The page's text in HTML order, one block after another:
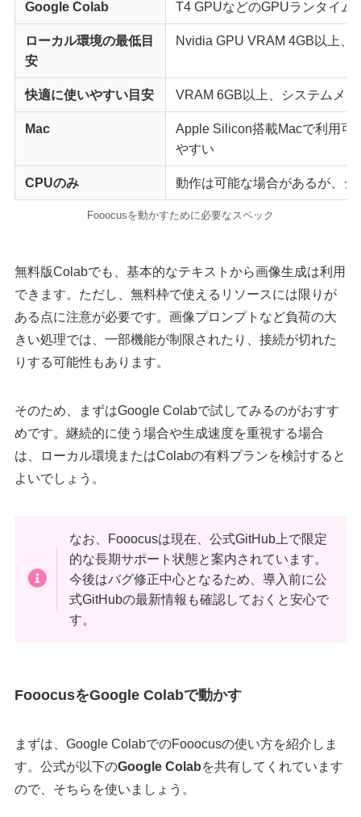
Google Colab T4 GPUなどのGPUランタイム
ローカル環境の最低目
安
Nvidia GPU VRAM 4GB以上、
快適に使いやすい目安 VRAM 6GB以上、システムメ
Mac
Apple Silicon搭載Macで利用可
やすい
CPUのみ 動作は可能な場合があるが、
Fooocusを動かすために必要なスペック
無料版Colabでも、基本的なテキストから画像生成は利用
できます。ただし、無料枠で使えるリソースには限りが
ある点に注意が必要です。画像プロンプトなど負荷の大
きい処理では、一部機能が制限されたり、接続が切れた
りする可能性もあります。
そのため、まずはGoogle Colabで試してみるのがおすす
めです。継続的に使う場合や生成速度を重視する場合
は、ローカル環境またはColabの有料プランを検討すると
よいでしょう。
なお、Fooocusは現在、公式GitHub上で限定
的な長期サポート状態と案内されています。
今後はバグ修正中心となるため、導入前に公
式GitHubの最新情報も確認しておくと安心で
す。
FooocusをGoogle Colabで動かす
まずは、Google ColabでのFooocusの使い方を紹介しま
す。公式が以下のGoogle Colabを共有してくれています
ので、そちらを使いましょう。